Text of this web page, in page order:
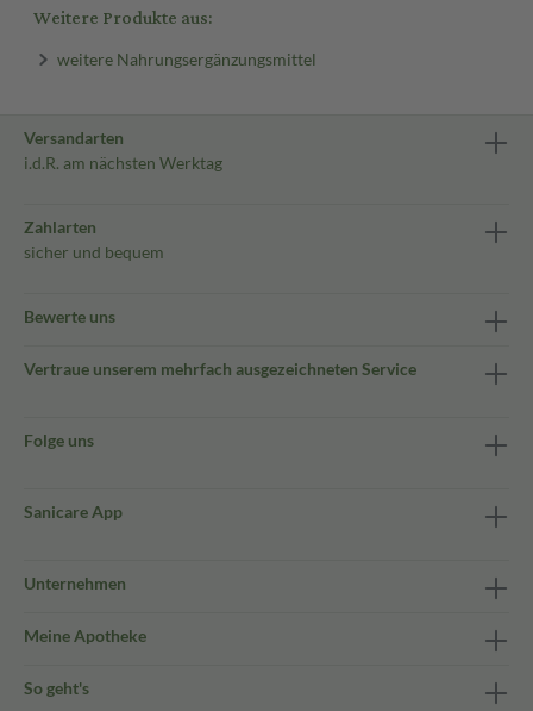
Weitere Produkte aus:
weitere Nahrungsergänzungsmittel
Versandarten
i.d.R. am nächsten Werktag
Zahlarten
sicher und bequem
Bewerte uns
Vertraue unserem mehrfach ausgezeichneten Service
Folge uns
Sanicare App
Unternehmen
Meine Apotheke
So geht's